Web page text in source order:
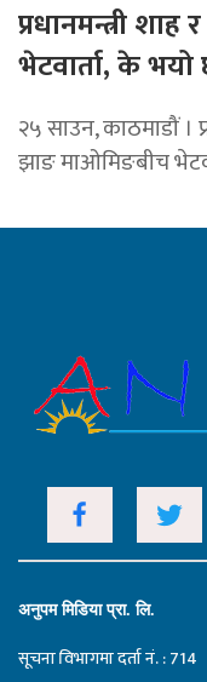
प्रधानमन्त्री
भेटवार्ता, के
२५ साउन, काठमाडौं ।
झाङ माओमिङबीच
अनुपम मिडिया प्रा. लि.
सूचना विभागमा दर्ता नं. : 714